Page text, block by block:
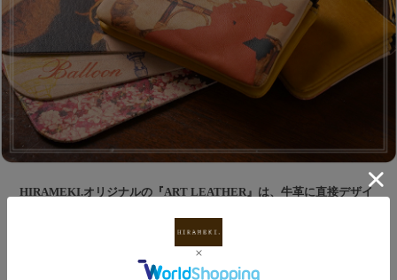
HIRAMEKI.オリジナルの『ART LEATHER』は、牛革に直接デザイ
さ”を加え、ずっと触れていたくなる様な質感に仕上がりました。